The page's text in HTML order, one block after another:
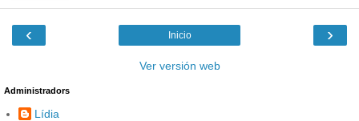
‹ ›
Inicio
Ver versión web
Administradors
Lídia